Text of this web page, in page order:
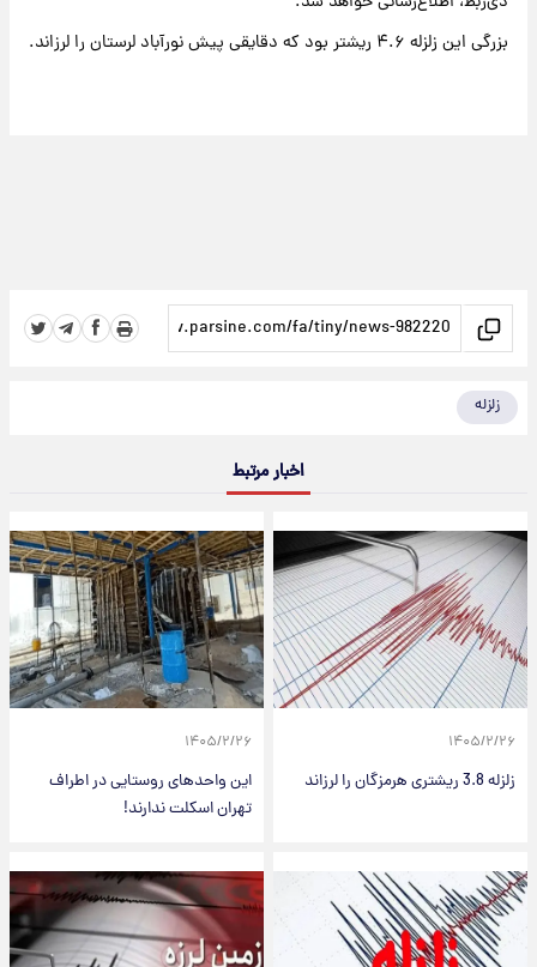
بزرگی این زلزله ۴.۶ ریشتر بود که دقایقی پیش نورآباد لرستان را لرزاند.
زلزله
اخبار مرتبط
۱۴۰۵/۲/۲۶
زلزله 3.8 ریشتری هرمزگان را لرزاند
۱۴۰۵/۲/۲۶
این واحدهای روستایی در اطراف
تهران اسکلت ندارند!